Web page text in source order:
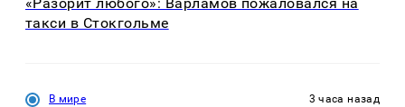
такси в Стокгольме
В мире 3 часа назад